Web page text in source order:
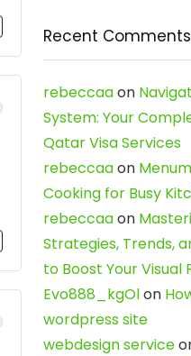
Recent Comments
rebeccaaon
System: Your
Qatar Visa Services
rebeccaaon
Cooking for Busy
rebeccaaon
Strategies, Trends,
to Boost Your Visual
Evo888_kgOlon
wordpress site
webdesign service